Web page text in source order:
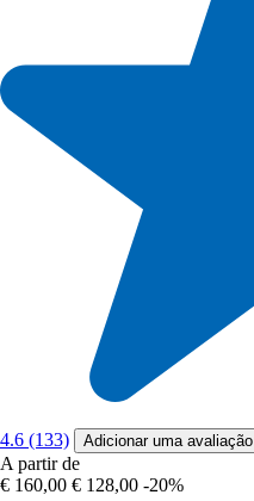
4.6 (133) Adicionar uma avaliação
A partir de
€ 160,00 € 128,00 -20%